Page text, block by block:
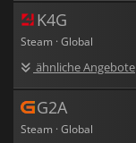
K4G
Steam · Global
ähnliche Angebote
G2A
Steam · Global